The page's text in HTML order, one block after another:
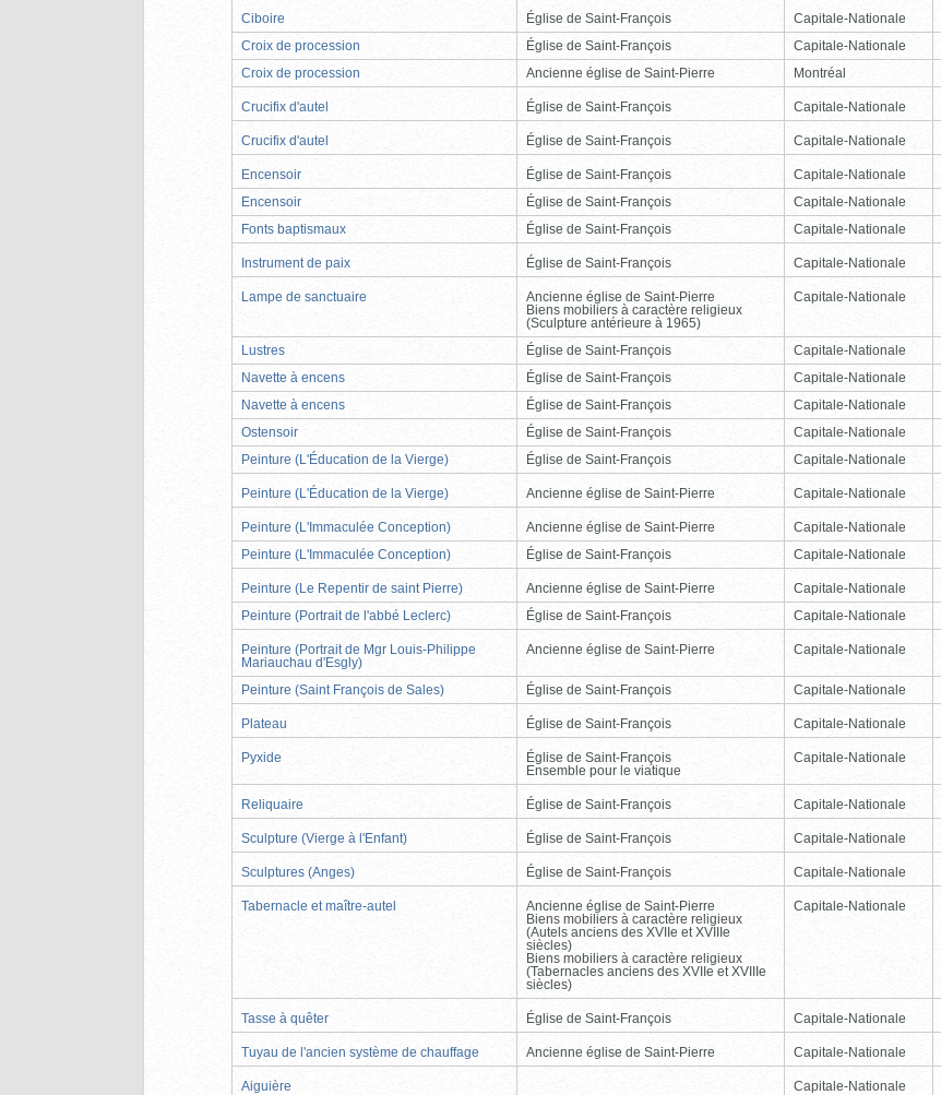
Ciboire Église de Saint-François Capitale-Nationale
Croix de procession
Église de Saint-François Capitale-Nationale
Croix de procession
Ancienne église de Saint-Pierre Montréal
Crucifix d'autel Église de Saint-François Capitale-Nationale
Crucifix d'autel Église de Saint-François Capitale-Nationale
Encensoir Église de Saint-François Capitale-Nationale
Encensoir
Église de Saint-François Capitale-Nationale
Fonts baptismaux
Église de Saint-François Capitale-Nationale
Instrument de paix Église de Saint-François Capitale-Nationale
Lampe de sanctuaire
Ancienne église de Saint-Pierre
Biens mobiliers à caractère religieux
(Sculpture antérieure à 1965)
Capitale-Nationale
Lustres Église de Saint-François Capitale-Nationale
Navette à encens
Église de Saint-François Capitale-Nationale
Navette à encens
Église de Saint-François Capitale-Nationale
Ostensoir
Église de Saint-François Capitale-Nationale
Peinture (L'Éducation de la Vierge)
Église de Saint-François Capitale-Nationale
Peinture (L'Éducation de la Vierge) Ancienne église de Saint-Pierre Capitale-Nationale
Peinture (L'Immaculée Conception) Ancienne église de Saint-Pierre Capitale-Nationale
Peinture (L'Immaculée Conception)
Église de Saint-François Capitale-Nationale
Peinture (Le Repentir de saint Pierre) Ancienne église de Saint-Pierre Capitale-Nationale
Peinture (Portrait de l'abbé Leclerc)
Église de Saint-François Capitale-Nationale
Peinture (Portrait de Mgr Louis-Philippe
Mariauchau d'Esgly)
Ancienne église de Saint-Pierre Capitale-Nationale
Peinture (Saint François de Sales) Église de Saint-François Capitale-Nationale
Plateau Église de Saint-François Capitale-Nationale
Pyxide
Église de Saint-François
Ensemble pour le viatique
Capitale-Nationale
Reliquaire Église de Saint-François Capitale-Nationale
Sculpture (Vierge à l'Enfant) Église de Saint-François Capitale-Nationale
Sculptures (Anges) Église de Saint-François Capitale-Nationale
Tabernacle et maître-autel
Ancienne église de Saint-Pierre
Biens mobiliers à caractère religieux
(Autels anciens des XVIIe et XVIIIe
siècles)
Biens mobiliers à caractère religieux
(Tabernacles anciens des XVIIe et XVIIIe
siècles)
Capitale-Nationale
Tasse à quêter Église de Saint-François Capitale-Nationale
Tuyau de l'ancien système de chauffage Ancienne église de Saint-Pierre Capitale-Nationale
Aiguière Capitale-Nationale